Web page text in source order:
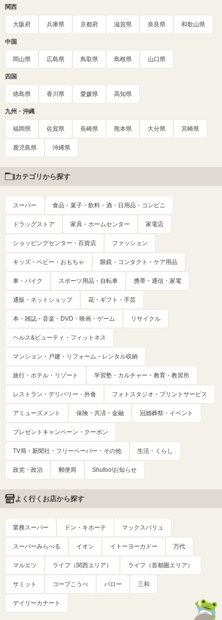
関西
大阪府 兵庫県 京都府 滋賀県 奈良県 和歌山県
中国
岡山県 広島県 鳥取県 島根県 山口県
四国
徳島県 香川県 愛媛県 高知県
九州・沖縄
福岡県 佐賀県 長崎県 熊本県 大分県 宮崎県
鹿児島県 沖縄県
カテゴリから探す
スーパー 食品・菓子・飲料・酒・日用品・コンビニ
ドラッグストア 家具・ホームセンター 家電店
ショッピングセンター・百貨店 ファッション
キッズ・ベビー・おもちゃ 眼鏡・コンタクト・ケア用品
車・バイク スポーツ用品・自転車 携帯・通信・家電
通販・ネットショップ 花・ギフト・手芸
本・雑誌・音楽・DVD・映画・ゲーム リサイクル
ヘルス&ビューティ・フィットネス
マンション・戸建・リフォーム・レンタル収納
旅行・ホテル・リゾート 学習塾・カルチャー・教育・教習所
レストラン・デリバリー・外食 フォトスタジオ・プリントサービス
アミューズメント 保険・共済・金融 冠婚葬祭・イベント
プレゼントキャンペーン・クーポン
TV局・新聞社・フリーペーパー・その他 生活・くらし
政党・政治 郵便局 Shufoo!お知らせ
よく行くお店から探す
業務スーパー ドン・キホーテ マックスバリュ
スーパーみらべる イオン イトーヨーカドー 万代
マルエツ ライフ（関西エリア） ライフ（首都圏エリア）
サミット コープこうべ バロー 三和
デイリーカナート